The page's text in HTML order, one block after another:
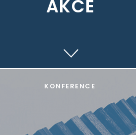
AKCE
KONFERENCE